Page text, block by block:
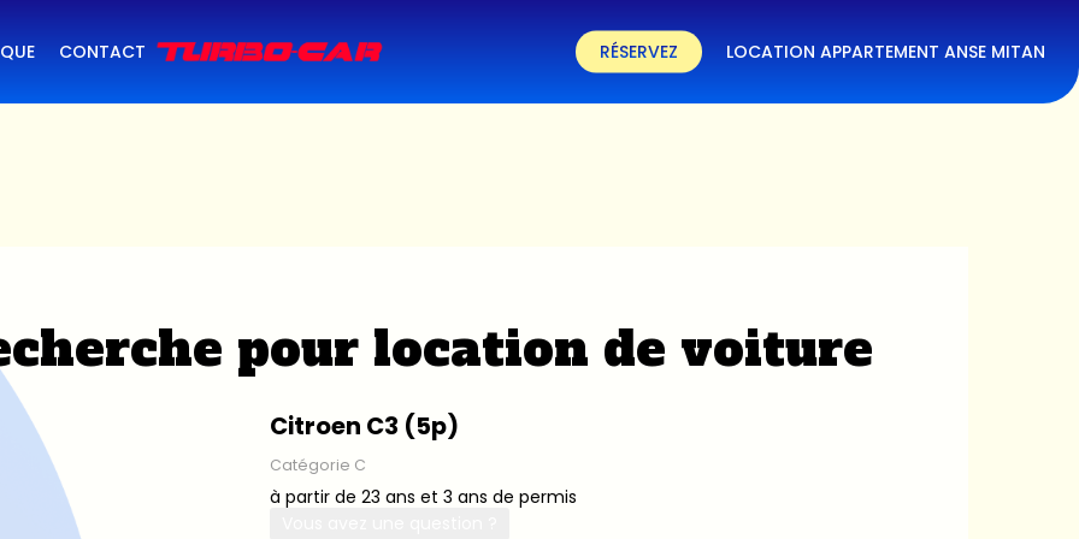
CONTACT RÉSERVEZ LOCATION APPARTEMENT ANSE MITAN
pour location de voiture
Citroen C3 (5p)
Catégorie C
à partir de 23 ans et 3 ans de permis